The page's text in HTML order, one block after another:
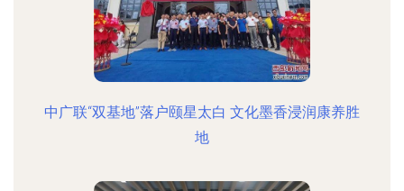
中广联“双基地”落户颐星太白 文化墨香浸润康养胜
地